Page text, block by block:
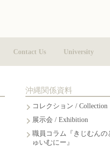
Contact Us University
沖縄関係資料
コレクション / Collection
展示会 / Exhibition
職員コラム『きじむんの
ゅいむにー』